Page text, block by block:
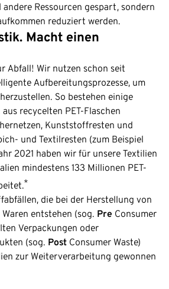
Ressourcen gespart, sondern
reduziert werden.
Macht einen
Abfall! Wir nutzen schon seit
Aufbereitungsprozesse, um
So bestehen einige
recycelten PET-Flaschen
Kunststoffresten und
und Textilresten (zum Beispiel
2021 haben wir für unsere Textilien
mindestens 133 Millionen PET-
*
die bei der Herstellung von
entstehen (sog. Pre Consumer
Verpackungen oder
(sog. Post Consumer Waste)
zur Weiterverarbeitung gewonnen